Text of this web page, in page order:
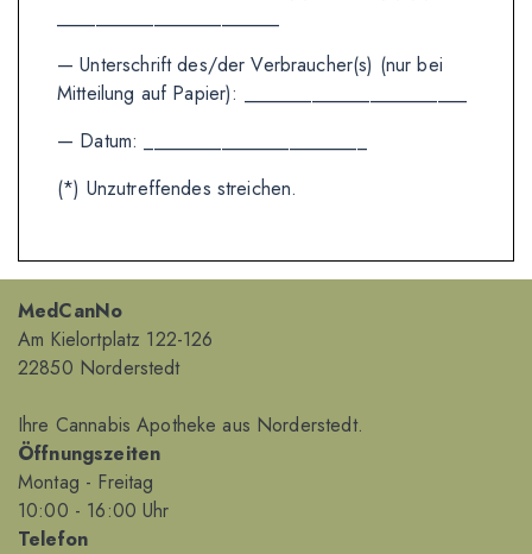
— Unterschrift des/der Verbraucher(s) (nur bei
Mitteilung auf Papier): _______________________
— Datum: _______________________
(*) Unzutreffendes streichen.
MedCanNo
Am Kielortplatz 122-126
22850 Norderstedt
Ihre Cannabis Apotheke aus Norderstedt.
Öffnungszeiten
Montag - Freitag
10:00 - 16:00 Uhr
Telefon